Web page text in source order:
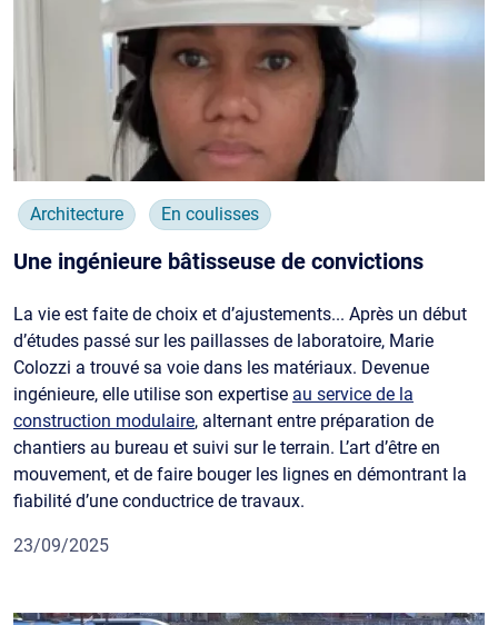
Architecture En coulisses
Une ingénieure bâtisseuse de convictions
La vie est faite de choix et d’ajustements... Après un début
d’études passé sur les paillasses de laboratoire, Marie
Colozzi a trouvé sa voie dans les matériaux. Devenue
ingénieure, elle utilise son expertise au service de la
construction modulaire, alternant entre préparation de
chantiers au bureau et suivi sur le terrain. L’art d’être en
mouvement, et de faire bouger les lignes en démontrant la
fiabilité d’une conductrice de travaux.
23/09/2025